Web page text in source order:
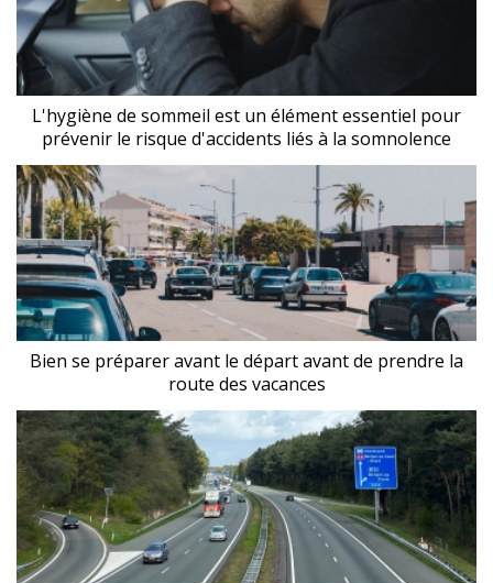
L'hygiène de sommeil est un élément essentiel pour
prévenir le risque d'accidents liés à la somnolence
Bien se préparer avant le départ avant de prendre la
route des vacances